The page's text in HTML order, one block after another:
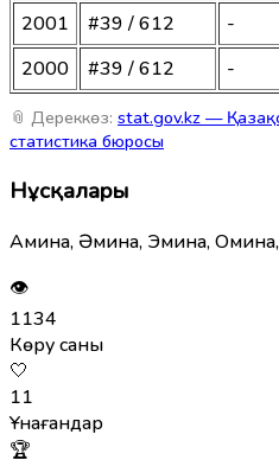
2001
#39 / 612
-
2000
#39 / 612 -
📎 Дереккөз: stat.gov.kz —
статистика бюросы
Нұсқалары
Амина, Әмина, Эмина,
👁
1134
Көру саны
🤍
11
Ұнағандар
🏆